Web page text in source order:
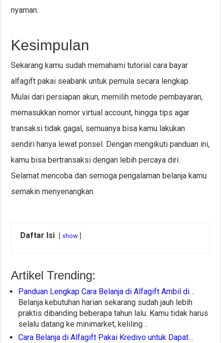
nyaman.
Kesimpulan
Sekarang kamu sudah memahami tutorial cara bayar
alfagift pakai seabank untuk pemula secara lengkap.
Mulai dari persiapan akun, memilih metode pembayaran,
memasukkan nomor virtual account, hingga tips agar
transaksi tidak gagal, semuanya bisa kamu lakukan
sendiri hanya lewat ponsel. Dengan mengikuti panduan ini,
kamu bisa bertransaksi dengan lebih percaya diri.
Selamat mencoba dan semoga pengalaman belanja kamu
semakin menyenangkan.
Daftar Isi show
Artikel Trending:
Panduan Lengkap Cara Belanja di Alfagift Ambil di…
Belanja kebutuhan harian sekarang sudah jauh lebih
praktis dibanding beberapa tahun lalu. Kamu tidak harus
selalu datang ke minimarket, keliling…
Cara Belanja di Alfagift Pakai Kredivo untuk Dapat…